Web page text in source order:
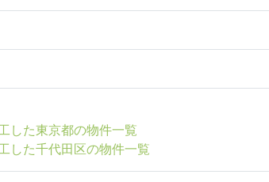
した東京都の物件一覧
した千代田区の物件一覧